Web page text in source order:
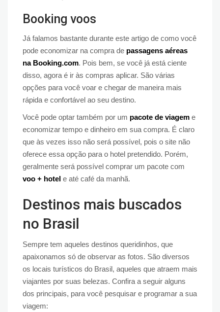
Booking voos
Já falamos bastante durante este artigo de como você
pode economizar na compra de passagens aéreas
na Booking.com. Pois bem, se você já está ciente
disso, agora é ir às compras aplicar. São várias
opções para você voar e chegar de maneira mais
rápida e confortável ao seu destino.
Você pode optar também por um pacote de viagem e
economizar tempo e dinheiro em sua compra. É claro
que às vezes isso não será possível, pois o site não
oferece essa opção para o hotel pretendido. Porém,
geralmente será possível comprar um pacote com
voo + hotel e até café da manhã.
Destinos mais buscados
no Brasil
Sempre tem aqueles destinos queridinhos, que
apaixonamos só de observar as fotos. São diversos
os locais turísticos do Brasil, aqueles que atraem mais
viajantes por suas belezas. Confira a seguir alguns
dos principais, para você pesquisar e programar a sua
viagem: